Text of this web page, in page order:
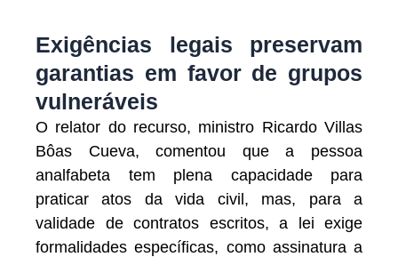
Exigências legais preservam
garantias em favor de grupos
vulneráveis
O relator do recurso, ministro Ricardo Villas
Bôas Cueva, comentou que a pessoa
analfabeta tem plena capacidade para
praticar atos da vida civil, mas, para a
validade de contratos escritos, a lei exige
formalidades específicas, como assinatura a